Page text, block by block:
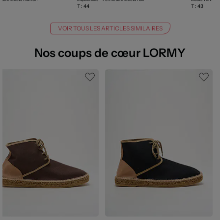
T : 44 T : 43
VOIR TOUS LES ARTICLES SIMILAIRES
Nos coups de cœur LORMY